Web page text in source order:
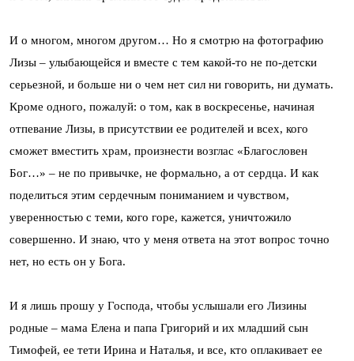
И о многом, многом другом… Но я смотрю на фотографию
Лизы – улыбающейся и вместе с тем какой-то не по-детски
серьезной, и больше ни о чем нет сил ни говорить, ни думать.
Кроме одного, пожалуй: о том, как в воскресенье, начиная
отпевание Лизы, в присутствии ее родителей и всех, кого
сможет вместить храм, произнести возглас «Благословен
Бог…» – не по привычке, не формально, а от сердца. И как
поделиться этим сердечным пониманием и чувством,
уверенностью с теми, кого горе, кажется, уничтожило
совершенно. И знаю, что у меня ответа на этот вопрос точно
нет, но есть он у Бога.
И я лишь прошу у Господа, чтобы услышали его Лизины
родные – мама Елена и папа Григорий и их младший сын
Тимофей, ее тети Ирина и Наталья, и все, кто оплакивает ее